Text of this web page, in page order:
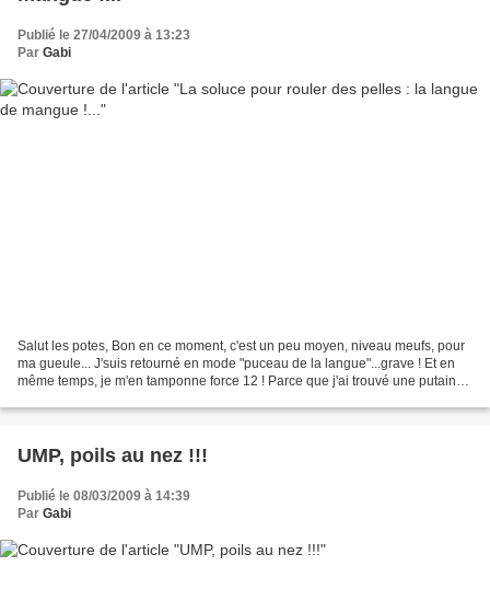
Publié le 27/04/2009 à 13:23
Par Gabi
Salut les potes, Bon en ce moment, c'est un peu moyen, niveau meufs, pour
ma gueule... J'suis retourné en mode "puceau de la langue"...grave ! Et en
même temps, je m'en tamponne force 12 ! Parce que j'ai trouvé une putain
UMP, poils au nez !!!
Publié le 08/03/2009 à 14:39
Par Gabi